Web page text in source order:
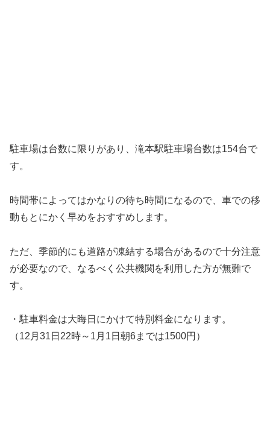
駐車場は台数に限りがあり、滝本駅駐車場台数は154台で
す。
時間帯によってはかなりの待ち時間になるので、車での移
動もとにかく早めをおすすめします。
ただ、季節的にも道路が凍結する場合があるので十分注意
が必要なので、なるべく公共機関を利用した方が無難で
す。
・駐車料金は大晦日にかけて特別料金になります。
（12月31日22時～1月1日朝6までは1500円）